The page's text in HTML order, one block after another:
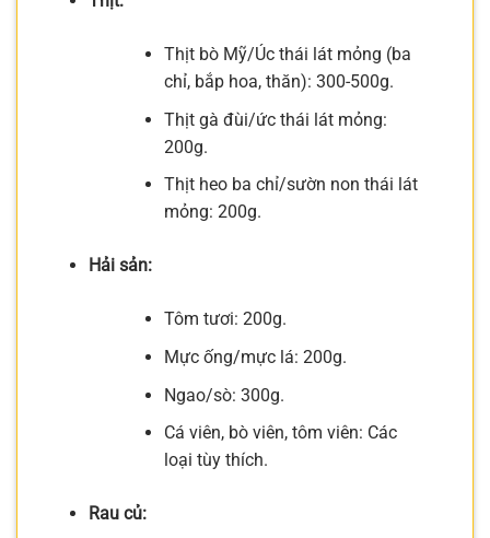
Thịt bò Mỹ/Úc thái lát mỏng (ba
chỉ, bắp hoa, thăn): 300-500g.
Thịt gà đùi/ức thái lát mỏng:
200g.
Thịt heo ba chỉ/sườn non thái lát
mỏng: 200g.
Hải sản:
Tôm tươi: 200g.
Mực ống/mực lá: 200g.
Ngao/sò: 300g.
Cá viên, bò viên, tôm viên: Các
loại tùy thích.
Rau củ: